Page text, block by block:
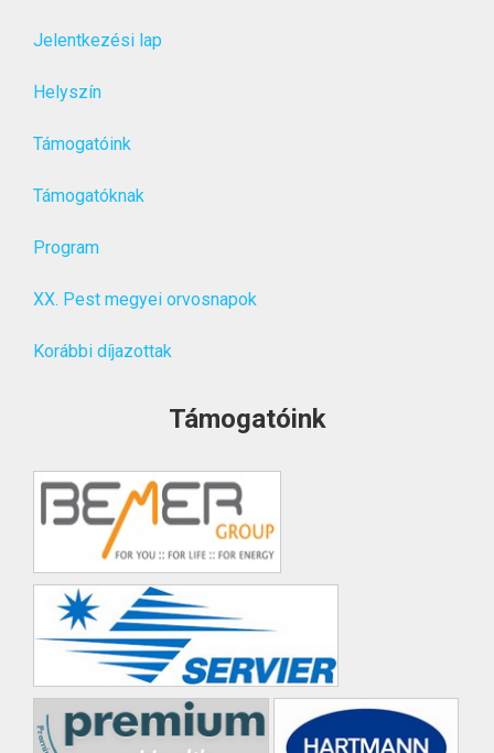
Jelentkezési lap
Helyszín
Támogatóink
Támogatóknak
Program
XX. Pest megyei orvosnapok
Korábbi díjazottak
Támogatóink